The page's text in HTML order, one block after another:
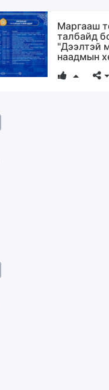
Маргааш
талбайд
"Дээлтэй
наадмын